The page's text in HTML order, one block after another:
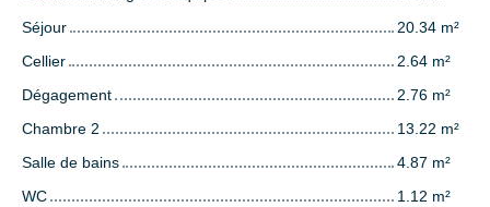
Séjour
20.34 m²
Cellier
2.64 m²
Dégagement
2.76 m²
Chambre 2
13.22 m²
Salle de bains
4.87 m²
WC
1.12 m²